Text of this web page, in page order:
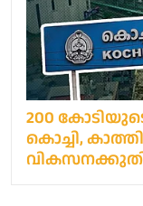
200
കൊച്ചി,